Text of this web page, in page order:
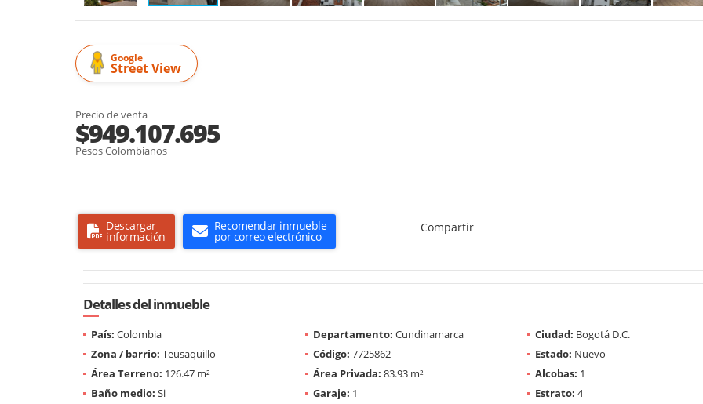
Google
Street View
Precio de venta
$949.107.695
Pesos Colombianos
Descargar
información
Recomendar inmueble
por correo electrónico
Compartir
Detalles del inmueble
País: Colombia Departamento: Cundinamarca Ciudad: Bogotá D.C.
Zona / barrio: Teusaquillo Código: 7725862 Estado: Nuevo
Área Terreno: 126.47 m² Área Privada: 83.93 m² Alcobas: 1
Baño medio: Si Garaje: 1 Estrato: 4